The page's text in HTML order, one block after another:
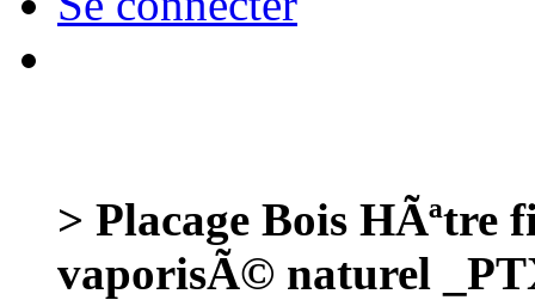
> Placage Bois
vaporisÃ© naturel